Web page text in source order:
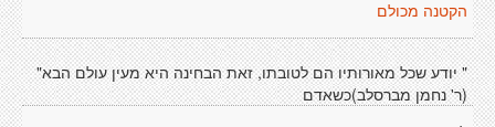
הקטנה מכולם
" יודע שכל מאורותיו הם לטובתו, זאת הבחינה היא מעין עולם הבא"
(ר' נחמן מברסלב)כשאדם